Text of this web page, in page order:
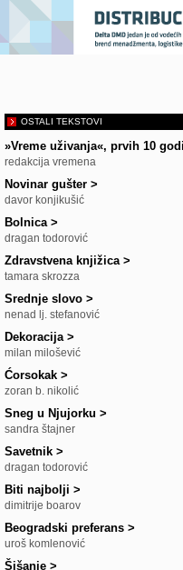
OSTALI TEKSTOVI
»Vreme uživanja«, prvih 10
redakcija vremena
Novinar gušter >
davor konjikušić
Bolnica>
dragan todorović
Zdravstvena knjižica>
tamara skrozza
Srednje slovo >
nenad lj. stefanović
Dekoracija>
milan milošević
Ćorsokak >
zoran b. nikolić
Sneg u Njujorku >
sandra štajner
Savetnik >
dragan todorović
Biti najbolji >
dimitrije boarov
Beogradski preferans >
uroš komlenović
Šišanje >